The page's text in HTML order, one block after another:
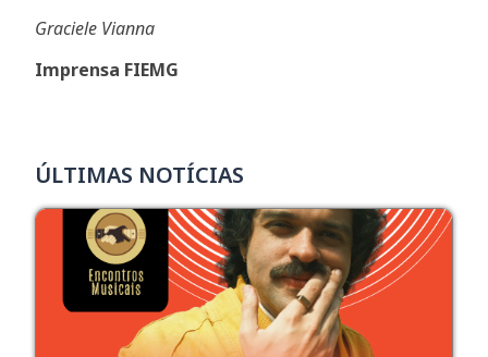
Graciele Vianna
Imprensa FIEMG
ÚLTIMAS NOTÍCIAS